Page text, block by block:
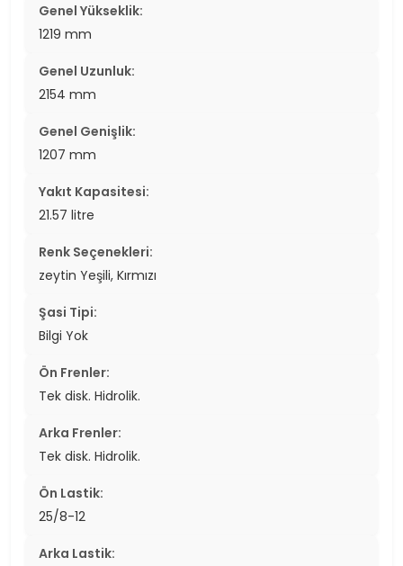
Genel Yükseklik:
1219 mm
Genel Uzunluk:
2154 mm
Genel Genişlik:
1207 mm
Yakıt Kapasitesi:
21.57 litre
Renk Seçenekleri:
zeytin Yeşili, Kırmızı
Şasi Tipi:
Bilgi Yok
Ön Frenler:
Tek disk. Hidrolik.
Arka Frenler:
Tek disk. Hidrolik.
Ön Lastik:
25/8-12
Arka Lastik: